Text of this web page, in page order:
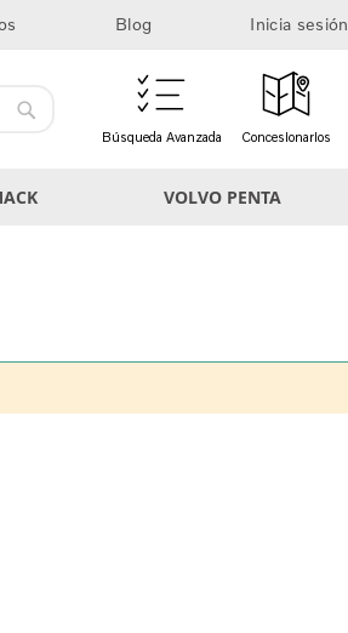
Blog Inicia sesión
Búsqueda Avanzada Concesionarios
VOLVO PENTA